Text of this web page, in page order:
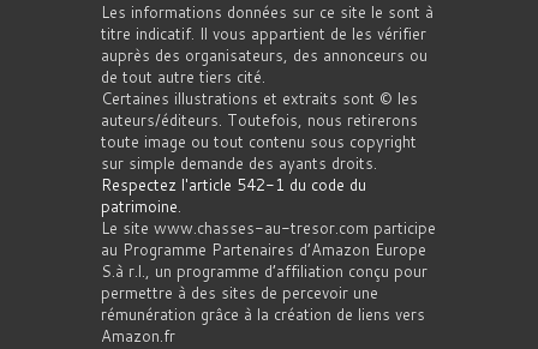
Les informations données sur ce site le sont à
titre indicatif. Il vous appartient de les vérifier
auprès des organisateurs, des annonceurs ou
de tout autre tiers cité.
Certaines illustrations et extraits sont © les
auteurs/éditeurs. Toutefois, nous retirerons
toute image ou tout contenu sous copyright
sur simple demande des ayants droits.
Respectez l'article 542-1 du code du
patrimoine.
Le site www.chasses-au-tresor.com participe
au Programme Partenaires d’Amazon Europe
S.à r.l., un programme d’affiliation conçu pour
permettre à des sites de percevoir une
rémunération grâce à la création de liens vers
Amazon.fr